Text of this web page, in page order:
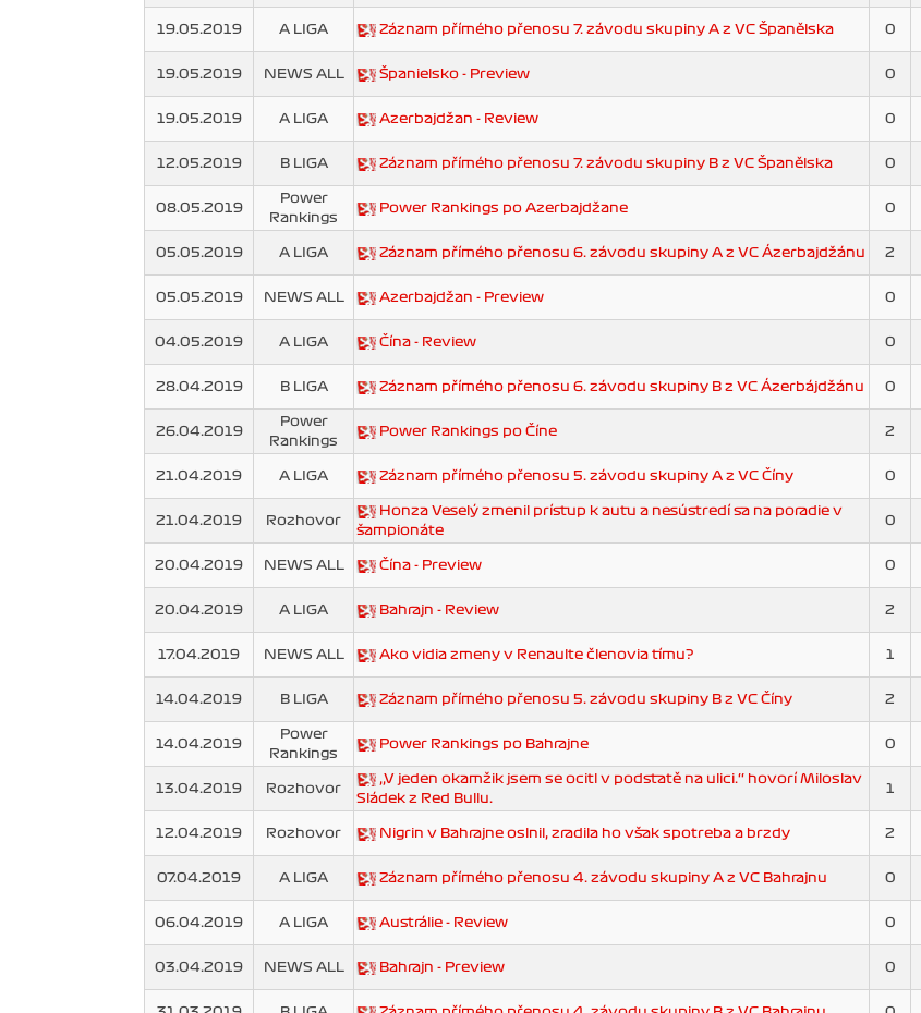
19.05.2019 A LIGA Záznam přímého přenosu 7. závodu skupiny A z VC Španělska 0
19.05.2019 NEWS ALL Španielsko - Preview 0
19.05.2019 A LIGA Azerbajdžan - Review 0
12.05.2019 B LIGA Záznam přímého přenosu 7. závodu skupiny B z VC Španělska 0
08.05.2019
Power
Rankings
Power Rankings po Azerbajdžane 0
05.05.2019 A LIGA Záznam přímého přenosu 6. závodu skupiny A z VC Ázerbajdžánu 2
05.05.2019 NEWS ALL Azerbajdžan - Preview 0
04.05.2019 A LIGA Čína - Review 0
28.04.2019 B LIGA Záznam přímého přenosu 6. závodu skupiny B z VC Ázerbájdžánu 0
26.04.2019
Power
Rankings
Power Rankings po Číne 2
21.04.2019 A LIGA Záznam přímého přenosu 5. závodu skupiny A z VC Číny 0
21.04.2019 Rozhovor
Honza Veselý zmenil prístup k autu a nesústredí sa na poradie v
šampionáte
0
20.04.2019 NEWS ALL Čína - Preview 0
20.04.2019 A LIGA Bahrajn - Review 2
17.04.2019 NEWS ALL Ako vidia zmeny v Renaulte členovia tímu? 1
14.04.2019 B LIGA Záznam přímého přenosu 5. závodu skupiny B z VC Číny 2
14.04.2019
Power
Rankings
Power Rankings po Bahrajne 0
13.04.2019 Rozhovor
‚‚V jeden okamžik jsem se ocitl v podstatě na ulici.‘‘ hovorí Miloslav
Sládek z Red Bullu.
1
12.04.2019 Rozhovor Nigrin v Bahrajne oslnil, zradila ho však spotreba a brzdy 2
07.04.2019 A LIGA Záznam přímého přenosu 4. závodu skupiny A z VC Bahrajnu 0
06.04.2019 A LIGA Austrálie - Review 0
03.04.2019 NEWS ALL Bahrajn - Preview 0